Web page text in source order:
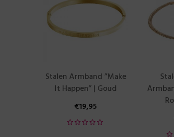
Stalen Armband ”Make
It Happen” | Goud
€19,95